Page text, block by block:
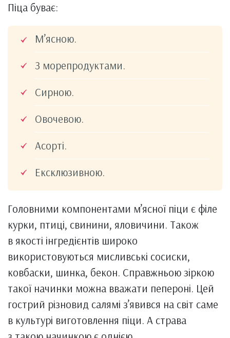
Піца буває:
М’ясною.
З морепродуктами.
Сирною.
Овочевою.
Асорті.
Ексклюзивною.
Головними компонентами м’ясної піци є філе
курки, птиці, свинини, яловичини. Також
в якості інгредієнтів широко
використовуються мисливські сосиски,
ковбаски, шинка, бекон. Справжньою зіркою
такої начинки можна вважати пепероні. Цей
гострий різновид салямі з’явився на світ саме
в культурі виготовлення піци. А страва